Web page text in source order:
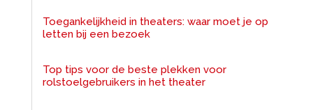
Toegankelijkheid in theaters: waar moet je op
letten bij een bezoek
Top tips voor de beste plekken voor
rolstoelgebruikers in het theater